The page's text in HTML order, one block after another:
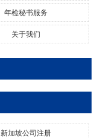
年检秘书服务
关于我们
新加坡公司注册